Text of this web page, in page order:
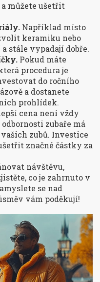
můžete ušetřit
Například místo
keramiku nebo
stále vypadají dobře.
Pokud máte
procedura je
do ročního
a dostanete
prohlídek.
cena není vždy
zubaře má
zubů. Investice
značné částky za
návštěvu,
co je zahrnuto v
se nad
vám poděkují!